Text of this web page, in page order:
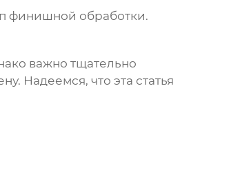
финишной обработки.
важно тщательно
Надеемся, что эта статья